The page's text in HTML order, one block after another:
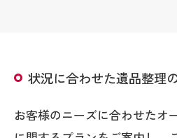
状況に合わせた遺品整理
お客様のニーズに合わせたオ